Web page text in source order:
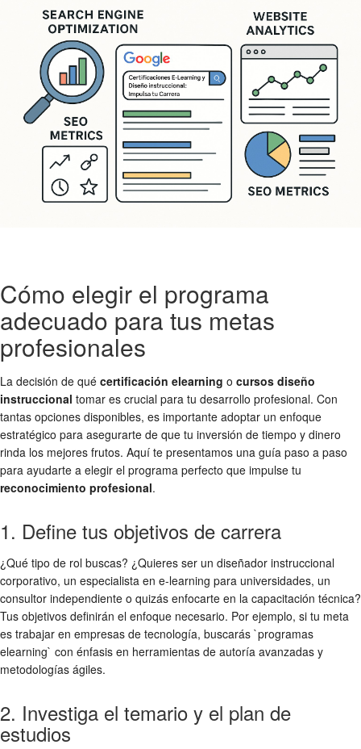
Cómo elegir el programa
adecuado para tus metas
profesionales
La decisión de qué certificación elearning o cursos diseño
instruccional tomar es crucial para tu desarrollo profesional. Con
tantas opciones disponibles, es importante adoptar un enfoque
estratégico para asegurarte de que tu inversión de tiempo y dinero
rinda los mejores frutos. Aquí te presentamos una guía paso a paso
para ayudarte a elegir el programa perfecto que impulse tu
reconocimiento profesional.
1. Define tus objetivos de carrera
¿Qué tipo de rol buscas? ¿Quieres ser un diseñador instruccional
corporativo, un especialista en e-learning para universidades, un
consultor independiente o quizás enfocarte en la capacitación técnica?
Tus objetivos definirán el enfoque necesario. Por ejemplo, si tu meta
es trabajar en empresas de tecnología, buscarás `programas
elearning` con énfasis en herramientas de autoría avanzadas y
metodologías ágiles.
2. Investiga el temario y el plan de
estudios